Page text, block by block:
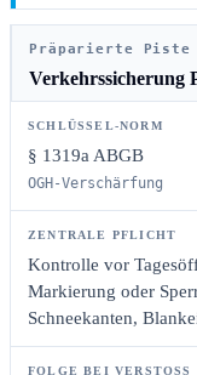
Präparierte Piste
Verkehrssicherung
§ 1319a ABGB
OGH-Verschärfung
Kontrolle vor
Markierung oder
Schneekanten,